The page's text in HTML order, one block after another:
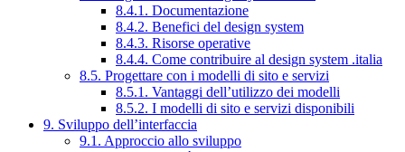
8.4.1. Documentazione
8.4.2. Benefici del design system
8.4.3. Risorse operative
8.4.4. Come contribuire al design system .italia
8.5. Progettare con i modelli di sito e servizi
8.5.1. Vantaggi dell’utilizzo dei modelli
8.5.2. I modelli di sito e servizi disponibili
9. Sviluppo dell’interfaccia
9.1. Approccio allo sviluppo